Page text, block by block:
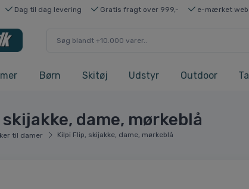
Dag til dag levering Gratis fragt over 999,- e-mærket
Børn Skitøj Udstyr Outdoor
dame, mørkeblå
til damer Kilpi Flip, skijakke, dame, mørkeblå